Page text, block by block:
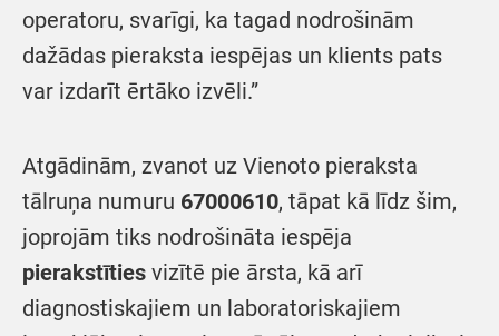
operatoru, svarīgi, ka tagad nodrošinām
dažādas pieraksta iespējas un klients pats
var izdarīt ērtāko izvēli.”
Atgādinām, zvanot uz Vienoto pieraksta
tālruņa numuru 67000610, tāpat kā līdz šim,
joprojām tiks nodrošināta iespēja
pierakstīties vizītē pie ārsta, kā arī
diagnostiskajiem un laboratoriskajiem